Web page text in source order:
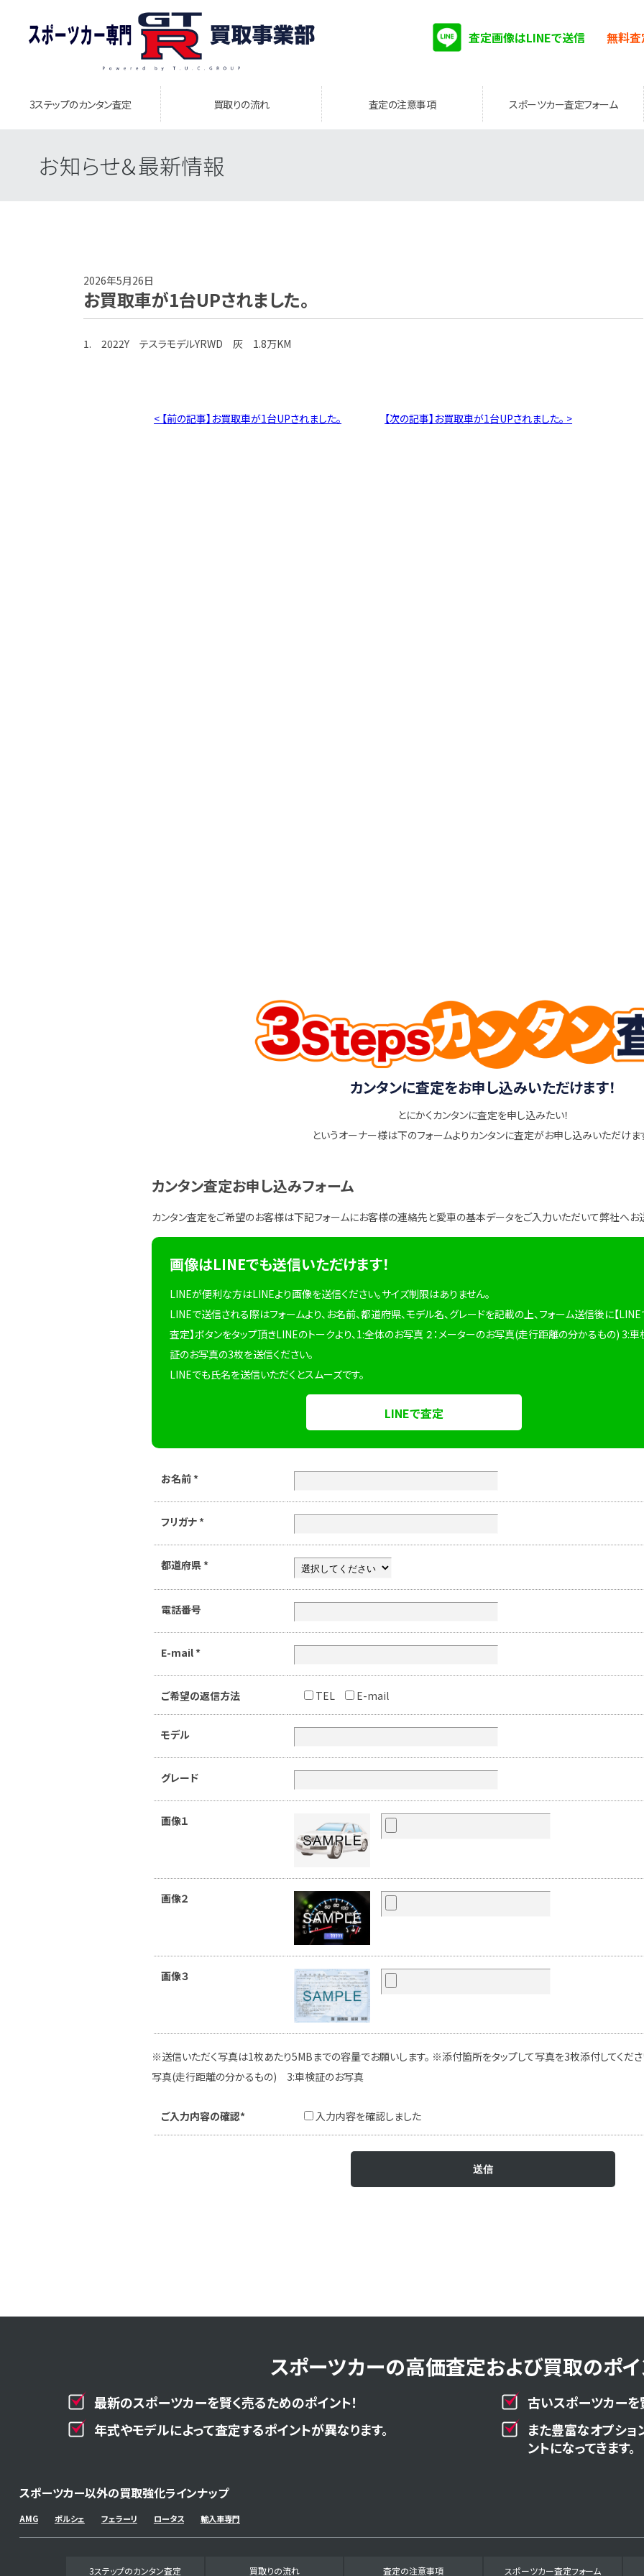
査定画像はLINEで送信 無料査
3ステップのカンタン査定 買取りの流れ 査定の注意事項 スポーツカー査定フォーム
お知らせ＆最新情報
2026年5月26日
お買取車が1台UPされました。
1. 2022Y テスラモデルYRWD 灰 1.8万KM
< 【前の記事】お買取車が1台UPされました。 【次の記事】お買取車が1台UPされました。 >
カンタンに査定をお申し込みいただけます！
とにかくカンタンに査定を申し込みたい！
というオーナー様は下のフォームよりカンタンに査定がお申し込みいただけま
カンタン査定お申し込みフォーム
カンタン査定をご希望のお客様は下記フォームにお客様の連絡先と愛車の基本データをご入力いただいて弊社へお
画像はLINEでも送信いただけます！
LINEが便利な方はLINEより画像を送信ください。サイズ制限はありません。
LINEで送信される際はフォームより、お名前、都道府県、モデル名、グレードを記載の上、フォーム送信後に【LINE
査定】ボタンをタップ頂きLINEのトークより、1:全体のお写真 ２：メーターのお写真(走行距離の分かるもの) 3:車
証のお写真の3枚を送信ください。
LINEでも氏名を送信いただくとスムーズです。
LINEで査定
お名前 *
フリガナ *
都道府県 *
電話番号
E-mail *
ご希望の返信方法 TEL E-mail
モデル
グレード
画像１
画像２
画像３
※送信いただく写真は1枚あたり5MBまでの容量でお願いします。 ※添付箇所をタップして写真を3枚添付してくだ
写真(走行距離の分かるもの) 3:車検証のお写真
ご入力内容の確認* 入力内容を確認しました
スポーツカーの高価査定および買取のポイ
最新のスポーツカーを賢く売るためのポイント！
古いスポーツカーを
年式やモデルによって査定するポイントが異なります。
また豊富なオプシ
ントになってきます。
スポーツカー以外の買取強化ラインナップ
AMG ポルシェ フェラーリ ロータス 輸入車専門
3ステップのカンタン査定 買取りの流れ 査定の注意事項 スポーツカー査定フォーム